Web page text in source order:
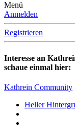
Menü
Anmelden
Registrieren
Interesse an
schaue einmal hier:
Kathrein Community
Heller